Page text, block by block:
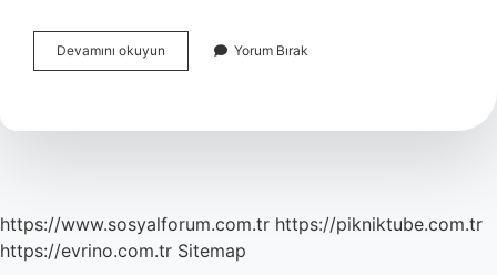
Devamını okuyun
Hakkı
Yorum Bırak
https://www.sosyalforum.com.tr https://pikniktube.com.tr
https://evrino.com.tr Sitemap